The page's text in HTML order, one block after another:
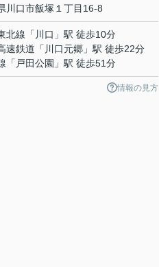
川口市飯塚 １丁目16-8
北線 「 川口 」駅 徒歩10分
速鉄道 「 川口元郷 」駅 徒歩22分
「 戸田公園 」駅 徒歩51分
情報の見方